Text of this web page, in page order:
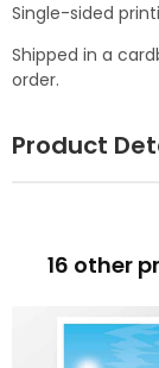
Single-sided
Shipped in a
order.
Product
16 other